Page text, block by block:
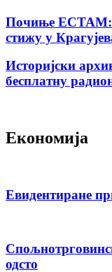
Почиње ЕСТАМ:
стижу у
Историјски
бесплатну
Економија
Евидентиране
одсто